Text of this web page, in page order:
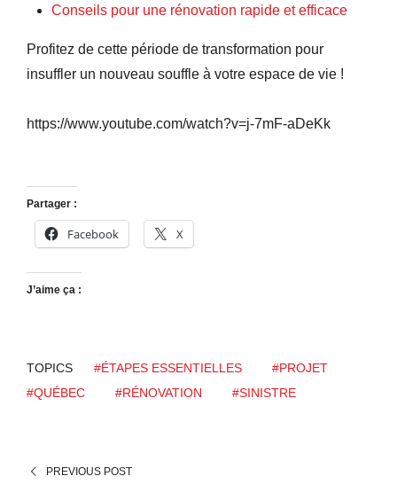
Conseils pour une rénovation rapide et efficace
Profitez de cette période de transformation pour
insuffler un nouveau souffle à votre espace de vie !
https://www.youtube.com/watch?v=j-7mF-aDeKk
Partager :
Facebook X
J’aime ça :
TOPICS #ÉTAPES ESSENTIELLES
#PROJET
#QUÉBEC
#RÉNOVATION #SINISTRE
PREVIOUS POST